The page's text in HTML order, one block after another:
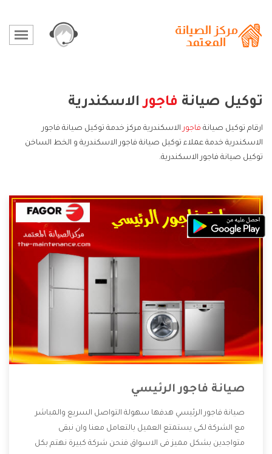
توكيل صيانة فاجورالاسكندرية
ارقام توكيل صيانة فاجور الاسكندرية مركز خدمة توكيل صيانة فاجور
الاسكندرية خدمة عملاء توكيل صيانة فاجور الاسكندرية و الخط الساخن
توكيل صيانة فاجور الاسكندرية.
صيانة فاجور الرئيسي
صيانة فاجور الرئيسي هدفها سهولة التواصل السريع والمباشر
مع الشركة لكى يستمتع العميل بالتعامل معنا وان نبقى
متواجدين بشكل مميز فى الاسواق فنحن شركة كبيرة نهتم بكل